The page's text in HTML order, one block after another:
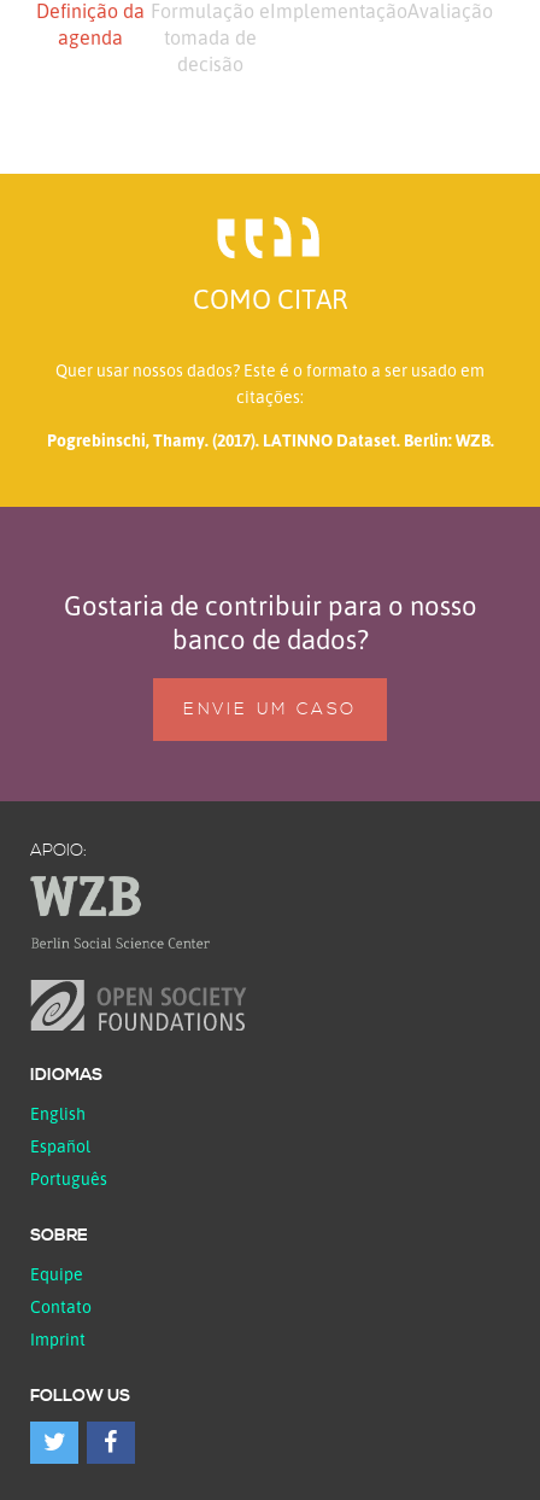
Definição da
agenda
Formulação e
tomada de
decisão
ImplementaçãoAvaliação
COMO CITAR
Quer usar nossos dados? Este é o formato a ser usado em
citações:
Pogrebinschi, Thamy. (2017). LATINNO Dataset. Berlin: WZB.
Gostaria de contribuir para o nosso
banco de dados?
ENVIE UM CASO
APOIO:
IDIOMAS
English
Español
Português
SOBRE
Equipe
Contato
Imprint
FOLLOW US